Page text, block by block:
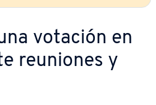
votación en
reuniones y